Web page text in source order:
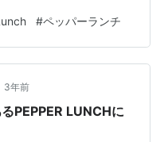
チに！ 日本では行った
に来てからたまに行く
ューを出ていましたね。
riceのUp size +
#ペッパーランチ
3年前
PEPPER LUNCHに